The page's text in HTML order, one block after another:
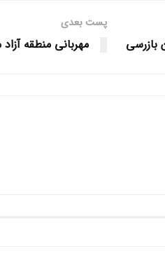
بازرسی
پست بعدی
مهربانی منطقه